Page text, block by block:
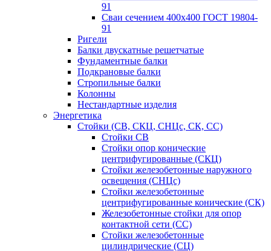
91
Сваи сечением 400х400 ГОСТ 19804-
91
Ригели
Балки двускатные решетчатые
Фундаментные балки
Подкрановые балки
Стропильные балки
Колонны
Нестандартные изделия
Энергетика
Стойки (СВ, СКЦ, СНЦс, СК, СС)
Стойки СВ
Стойки опор конические
центрифугированные (СКЦ)
Стойки железобетонные наружного
освещения (СНЦс)
Стойки железобетонные
центрифугированные конические (СК)
Железобетонные стойки для опор
контактной сети (СС)
Стойки железобетонные
цилиндрические (СЦ)